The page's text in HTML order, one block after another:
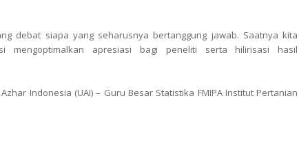
debat siapa yang seharusnya bertanggung jawab. Saatnya kita
mengoptimalkan apresiasi bagi peneliti serta hilirisasi hasil
Indonesia (UAI) – Guru Besar Statistika FMIPA Institut Pertanian